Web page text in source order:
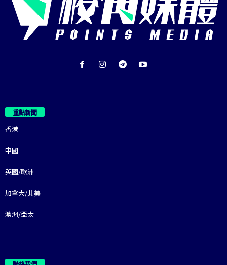
重點新聞
香港
中國
英國/歐洲
加拿大/北美
澳洲/亞太